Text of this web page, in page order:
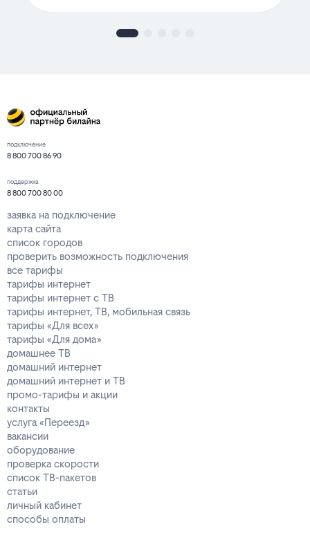
подключение
8 800 700 86 90
поддержка
8 800 700 80 00
заявка на подключение
карта сайта
список городов
проверить возможность подключения
все тарифы
тарифы интернет
тарифы интернет с ТВ
тарифы интернет, ТВ, мобильная связь
тарифы «Для всех»
тарифы «Для дома»
домашнее ТВ
домашний интернет
домашний интернет и ТВ
промо-тарифы и акции
контакты
услуга «Переезд»
вакансии
оборудование
проверка скорости
список ТВ-пакетов
статьи
личный кабинет
способы оплаты